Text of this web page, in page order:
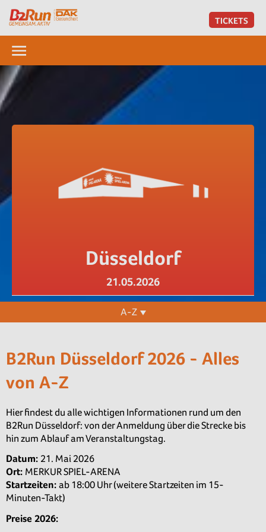
TICKETS
Düsseldorf
21.05.2026
A-Z
B2Run Düsseldorf 2026 - Alles
von A-Z
Hier findest du alle wichtigen Informationen rund um den
B2Run Düsseldorf: von der Anmeldung über die Strecke bis
hin zum Ablauf am Veranstaltungstag.
Datum: 21. Mai 2026
Ort: MERKUR SPIEL-ARENA
Startzeiten: ab 18:00 Uhr (weitere Startzeiten im 15-
Minuten-Takt)
Preise 2026: